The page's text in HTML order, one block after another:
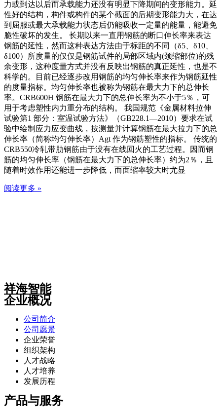
力或到达以后而承载能力还没有明显下降期间的变形能力。延
性好的结构，构件或构件的某个截面的后期变形能力大，在达
到屈服或最大承载能力状态后仍能吸收一定量的能量，能避免
脆性破坏的发生。 长期以来一直用钢筋的断口伸长率来表达
钢筋的延性，然而这种表达方法由于标距的不同（δ5、δ10、
δ100）所度量的仅仅是钢筋试件的局部区域内(颈缩部位)的残
余变形，这种度量方式并没有反映出钢筋的真正延性，也是不
科学的。目前已经逐步改用钢筋的均匀伸长率来作为钢筋延性
的度量指标。均匀伸长率也被称为钢筋在最大力下的总伸长
率。CRB600H 钢筋在最大力下的总伸长率为不小于5％，可
用于考虑塑性内力重分布的结构。 我国规范《金属材料拉伸
试验第1 部分：室温试验方法》（GB228.1—2010）要求在试
验中绘制应力应变曲线，按测量并计算钢筋在最大拉力下的总
伸长率（简称均匀伸长率）Agt 作为钢筋塑性的指标。 传统的
CRB550冷轧带肋钢筋由于没有在线回火的工艺过程。因而钢
筋的均匀伸长率（钢筋在最大力下的总伸长率）约为2％，且
随着时效作用还能进一步降低，而面缩率较大时尤显
阅读更多 »
祥海智能
企业概况
公司简介
公司愿景
企业荣誉
组织架构
人才战略
人才培养
发展历程
产品与服务